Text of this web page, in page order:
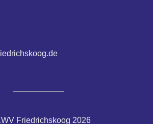
Friedrichskoog 2026